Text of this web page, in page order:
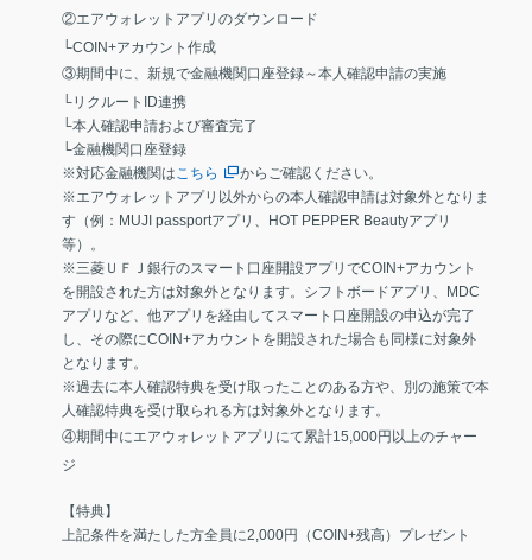
②エアウォレットアプリのダウンロード
└COIN+アカウント作成
③期間中に、新規で金融機関口座登録～本人確認申請の実施
└リクルートID連携
└本人確認申請および審査完了
└金融機関口座登録
※対応金融機関は こちら
からご確認ください。
※エアウォレットアプリ以外からの本人確認申請は対象外となりま
す（例：MUJI passportアプリ、HOT PEPPER Beautyアプリ
等）。
※三菱ＵＦＪ銀行のスマート口座開設アプリでCOIN+アカウント
を開設された方は対象外となります。シフトボードアプリ、MDC
アプリなど、他アプリを経由してスマート口座開設の申込が完了
し、その際にCOIN+アカウントを開設された場合も同様に対象外
となります。
※過去に本人確認特典を受け取ったことのある方や、別の施策で本
人確認特典を受け取られる方は対象外となります。
④期間中にエアウォレットアプリにて累計15,000円以上のチャー
ジ
【特典】
上記条件を満たした方全員に2,000円（COIN+残高）プレゼント